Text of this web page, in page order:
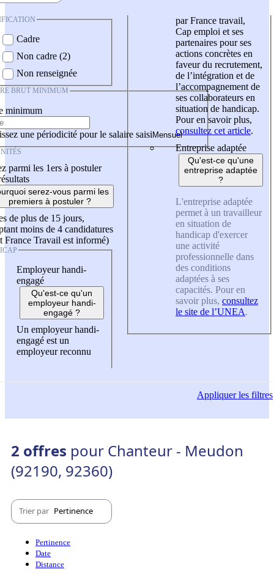
Cadre
Non cadre (2)
Non renseignée
BRUT MINIMUM
minimum
une périodicité pour le salaire saisi
parmi les 1ers à postuler
serez-vous parmi les
premiers à postuler ?
de plus de 15 jours,
moins de 4 candidatures
France Travail est informé)
Employeur handi-
engagé
Qu'est-ce qu'un
employeur handi-
engagé ?
Un employeur handi-
engagé est un
employeur reconnu
par France travail,
Cap emploi et ses
partenaires pour ses
actions concrètes en
faveur du recrutement,
de l’intégration et de
l’accompagnement de
ses collaborateurs en
situation de handicap.
Pour en savoir plus,
consultez cet article.
Entreprise adaptée
Qu'est-ce qu'une
entreprise adaptée
?
L'entreprise adaptée
permet à un travailleur
en situation de
handicap d'exercer
une activité
professionnelle dans
des conditions
adaptées à ses
capacités. Pour en
savoir plus, consultez
le site de l’UNEA.
Appliquerles filtres
2 offres pour Chanteur - Meudon
(92190, 92360)
Trier par Pertinence
Pertinence
Date
Distance